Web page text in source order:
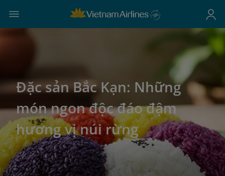
Đặc sản Bắc Kạn: Những
món ngon độc đáo đậm
hương vị núi rừng